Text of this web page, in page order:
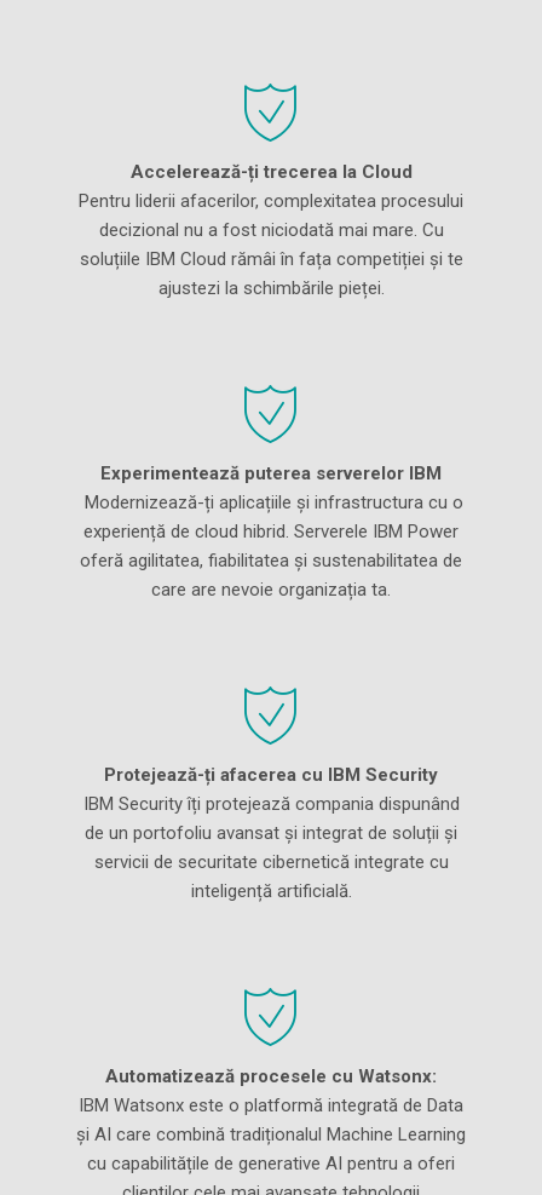
Accelerează-ți trecerea la Cloud
Pentru liderii afacerilor, complexitatea procesului
decizional nu a fost niciodată mai mare. Cu
soluțiile IBM Cloud rămâi în fața competiției și te
ajustezi la schimbările pieței.
Experimentează puterea serverelor IBM
Modernizează-ți aplicațiile și infrastructura cu o
experiență de cloud hibrid. Serverele IBM Power
oferă agilitatea, fiabilitatea și sustenabilitatea de
care are nevoie organizația ta.
Protejează-ți afacerea cu IBM Security
IBM Security îți protejează compania dispunând
de un portofoliu avansat și integrat de soluții și
servicii de securitate cibernetică integrate cu
inteligență artificială.
Automatizează procesele cu Watsonx:
IBM Watsonx este o platformă integrată de Data
și AI care combină tradiționalul Machine Learning
cu capabilitățile de generative AI pentru a oferi